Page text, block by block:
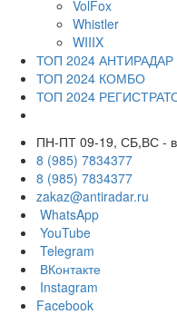
VolFox
Whistler
WIIIX
ТОП 2024 АНТИРАДАР
ТОП 2024 КОМБО
ТОП 2024
ПН-ПТ 09-19, СБ,ВС -
8 (985) 7834377
8 (985) 7834377
zakaz@antiradar.ru
WhatsApp
YouTube
Telegram
ВКонтакте
Instagram
Facebook